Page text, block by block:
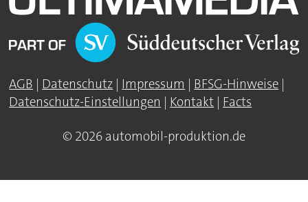
AGB | Datenschutz | Impressum | BFSG-Hinweise |
Datenschutz-Einstellungen | Kontakt | Facts
© 2026 automobil-produktion.de